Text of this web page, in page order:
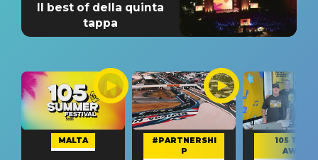
Il best of della quinta
tappa
MALTA
#PARTNERSHI
P
105 TAKE
AWAY